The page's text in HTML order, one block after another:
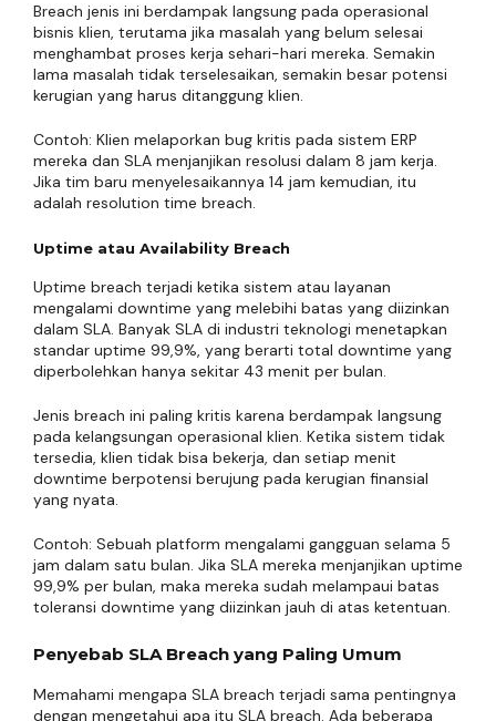
Breach jenis ini berdampak langsung pada operasional
bisnis klien, terutama jika masalah yang belum selesai
menghambat proses kerja sehari-hari mereka. Semakin
lama masalah tidak terselesaikan, semakin besar potensi
kerugian yang harus ditanggung klien.
Contoh: Klien melaporkan bug kritis pada sistem ERP
mereka dan SLA menjanjikan resolusi dalam 8 jam kerja.
Jika tim baru menyelesaikannya 14 jam kemudian, itu
adalah resolution time breach.
Uptime atau Availability Breach
Uptime breach terjadi ketika sistem atau layanan
mengalami downtime yang melebihi batas yang diizinkan
dalam SLA. Banyak SLA di industri teknologi menetapkan
standar uptime 99,9%, yang berarti total downtime yang
diperbolehkan hanya sekitar 43 menit per bulan.
Jenis breach ini paling kritis karena berdampak langsung
pada kelangsungan operasional klien. Ketika sistem tidak
tersedia, klien tidak bisa bekerja, dan setiap menit
downtime berpotensi berujung pada kerugian finansial
yang nyata.
Contoh: Sebuah platform mengalami gangguan selama 5
jam dalam satu bulan. Jika SLA mereka menjanjikan uptime
99,9% per bulan, maka mereka sudah melampaui batas
toleransi downtime yang diizinkan jauh di atas ketentuan.
Penyebab SLA Breach yang Paling Umum
Memahami mengapa SLA breach terjadi sama pentingnya
dengan mengetahui apa itu SLA breach. Ada beberapa